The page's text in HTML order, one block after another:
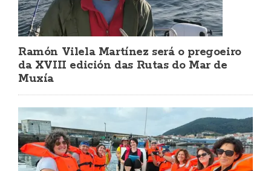
Ramón Vilela Martínez será o pregoeiro
da XVIII edición das Rutas do Mar de
Muxía